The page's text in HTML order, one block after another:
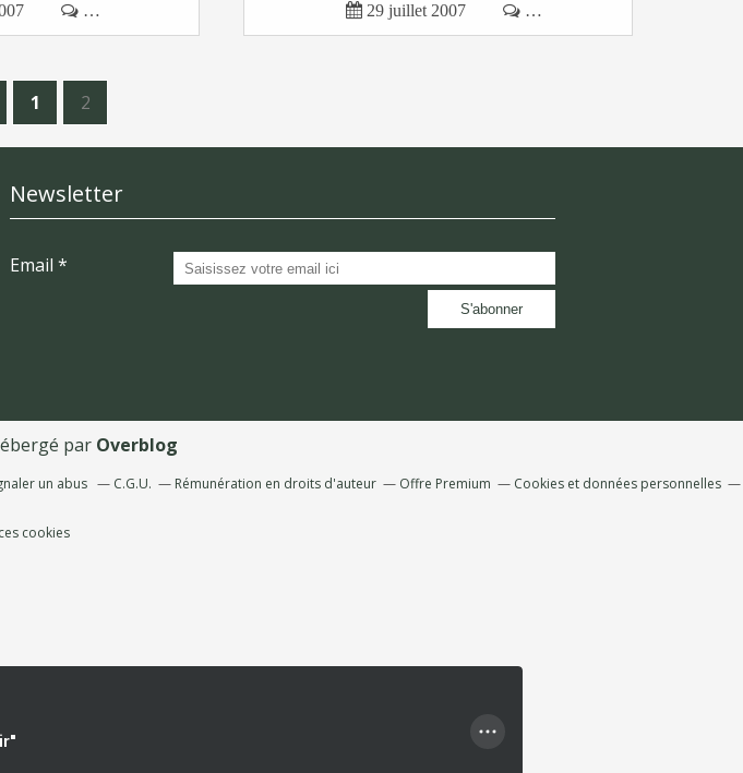
 …  29 juillet 2007  …
1 2
Newsletter
Email
par Overblog
un abus C.G.U. Rémunération en droits d'auteur Offre Premium Cookies et données personnelles
cookies